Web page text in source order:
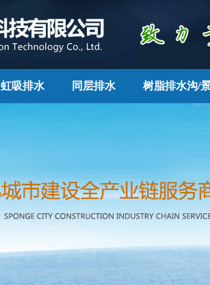
虹吸排水 同层排水 树脂排水沟/